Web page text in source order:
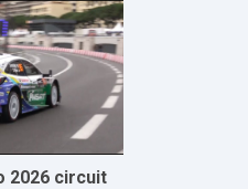
2026 circuit